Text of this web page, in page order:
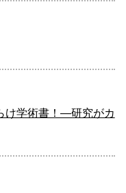
け学術書！―研究がカ